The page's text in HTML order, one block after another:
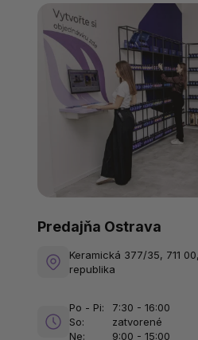
Predajňa Ostrava
Keramická 377/35, 711
republika
Po - Pi:
7:30 - 16:00
So:
zatvorené
Ne:
9:00 - 15:00